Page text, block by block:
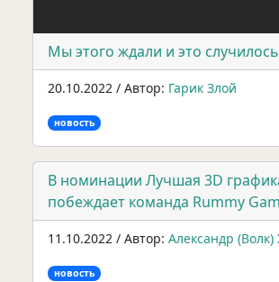
Мы этого ждали и это
20.10.2022 / Автор: Гарик Злой
новость
В номинации Лучшая 3D
побеждает команда Rummy
11.10.2022 / Автор: Александр (Волк)
новость